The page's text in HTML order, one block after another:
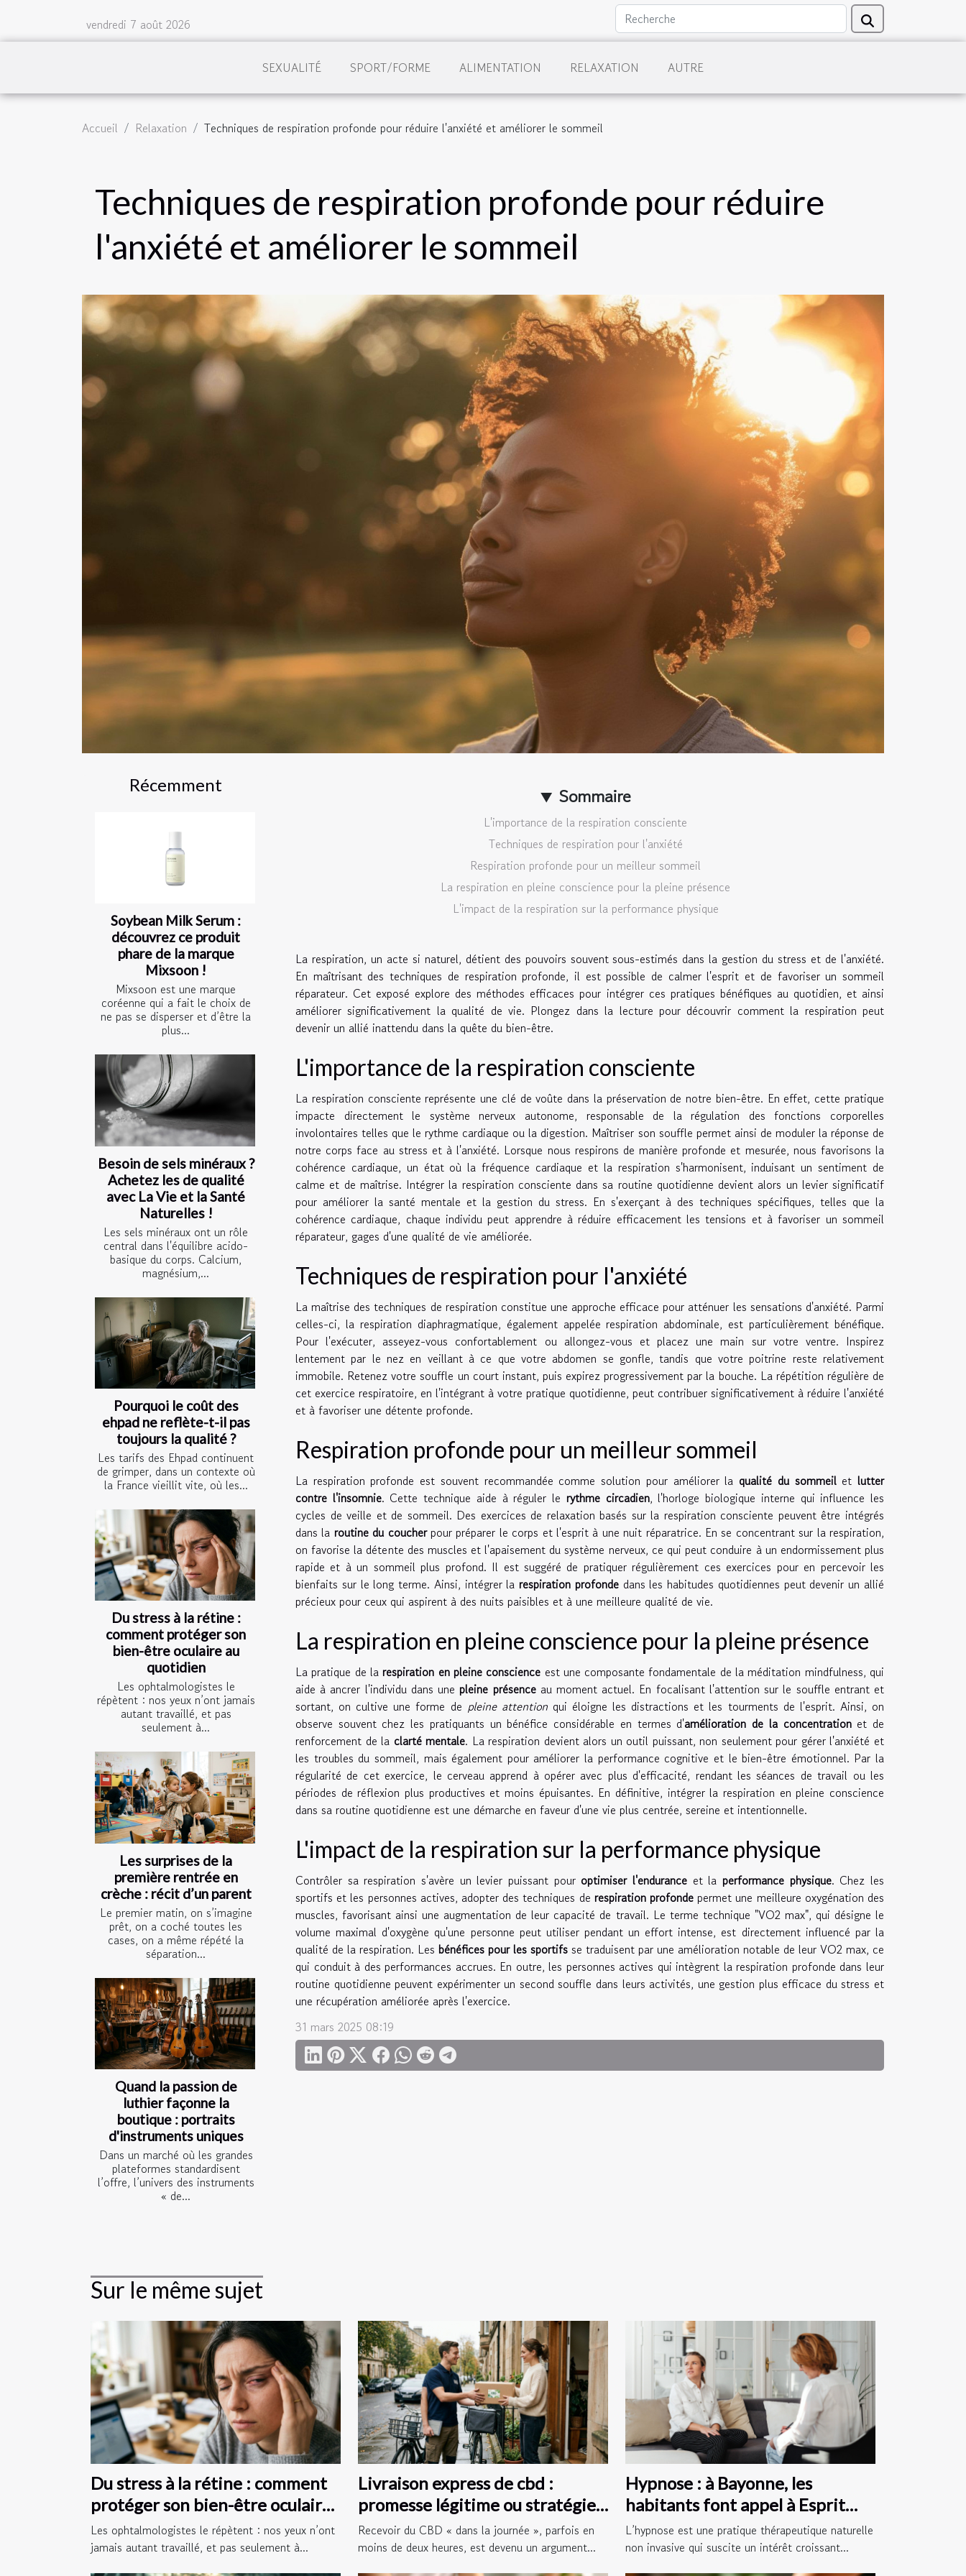
vendredi 7 août 2026
SEXUALITÉ SPORT/FORME ALIMENTATION RELAXATION AUTRE
Accueil Relaxation Techniques de respiration profonde pour réduire l'anxiété et améliorer le sommeil
Techniques de respiration profonde pour réduire
l'anxiété et améliorer le sommeil
Récemment
Soybean Milk Serum :
découvrez ce produit
phare de la marque
Mixsoon !
Mixsoon est une marque
coréenne qui a fait le choix de
ne pas se disperser et d’être la
plus...
Besoin de sels minéraux ?
Achetez les de qualité
avec La Vie et la Santé
Naturelles !
Les sels minéraux ont un rôle
central dans l'équilibre acido-
basique du corps. Calcium,
magnésium,...
Pourquoi le coût des
ehpad ne reflète-t-il pas
toujours la qualité ?
Les tarifs des Ehpad continuent
de grimper, dans un contexte où
la France vieillit vite, où les...
Du stress à la rétine :
comment protéger son
bien-être oculaire au
quotidien
Les ophtalmologistes le
répètent : nos yeux n’ont jamais
autant travaillé, et pas
seulement à...
Les surprises de la
première rentrée en
crèche : récit d’un parent
Le premier matin, on s’imagine
prêt, on a coché toutes les
cases, on a même répété la
séparation...
Quand la passion de
luthier façonne la
boutique : portraits
d'instruments uniques
Dans un marché où les grandes
plateformes standardisent
l’offre, l’univers des instruments
« de...
Sommaire
L'importance de la respiration consciente
Techniques de respiration pour l'anxiété
Respiration profonde pour un meilleur sommeil
La respiration en pleine conscience pour la pleine présence
L'impact de la respiration sur la performance physique
La respiration, un acte si naturel, détient des pouvoirs souvent sous-estimés dans la gestion du stress et de l'anxiété.
En maîtrisant des techniques de respiration profonde, il est possible de calmer l'esprit et de favoriser un sommeil
réparateur. Cet exposé explore des méthodes efficaces pour intégrer ces pratiques bénéfiques au quotidien, et ainsi
améliorer significativement la qualité de vie. Plongez dans la lecture pour découvrir comment la respiration peut
devenir un allié inattendu dans la quête du bien-être.
L'importance de la respiration consciente
La respiration consciente représente une clé de voûte dans la préservation de notre bien-être. En effet, cette pratique
impacte directement le système nerveux autonome, responsable de la régulation des fonctions corporelles
involontaires telles que le rythme cardiaque ou la digestion. Maîtriser son souffle permet ainsi de moduler la réponse de
notre corps face au stress et à l'anxiété. Lorsque nous respirons de manière profonde et mesurée, nous favorisons la
cohérence cardiaque, un état où la fréquence cardiaque et la respiration s'harmonisent, induisant un sentiment de
calme et de maîtrise. Intégrer la respiration consciente dans sa routine quotidienne devient alors un levier significatif
pour améliorer la santé mentale et la gestion du stress. En s'exerçant à des techniques spécifiques, telles que la
cohérence cardiaque, chaque individu peut apprendre à réduire efficacement les tensions et à favoriser un sommeil
réparateur, gages d'une qualité de vie améliorée.
Techniques de respiration pour l'anxiété
La maîtrise des techniques de respiration constitue une approche efficace pour atténuer les sensations d'anxiété. Parmi
celles-ci, la respiration diaphragmatique, également appelée respiration abdominale, est particulièrement bénéfique.
Pour l'exécuter, asseyez-vous confortablement ou allongez-vous et placez une main sur votre ventre. Inspirez
lentement par le nez en veillant à ce que votre abdomen se gonfle, tandis que votre poitrine reste relativement
immobile. Retenez votre souffle un court instant, puis expirez progressivement par la bouche. La répétition régulière de
cet exercice respiratoire, en l'intégrant à votre pratique quotidienne, peut contribuer significativement à réduire l'anxiété
et à favoriser une détente profonde.
Respiration profonde pour un meilleur sommeil
La respiration profonde est souvent recommandée comme solution pour améliorer la qualité du sommeiletlutter
contre l'insomnie. Cette technique aide à réguler le rythme circadien, l'horloge biologique interne qui influence les
cycles de veille et de sommeil. Des exercices de relaxation basés sur la respiration consciente peuvent être intégrés
dans la routine du coucherpour préparer le corps et l'esprit à une nuit réparatrice. En se concentrant sur la respiration,
on favorise la détente des muscles et l'apaisement du système nerveux, ce qui peut conduire à un endormissement plus
rapide et à un sommeil plus profond. Il est suggéré de pratiquer régulièrement ces exercices pour en percevoir les
bienfaits sur le long terme. Ainsi, intégrer larespiration profondedans les habitudes quotidiennes peut devenir un allié
précieux pour ceux qui aspirent à des nuits paisibles et à une meilleure qualité de vie.
La respiration en pleine conscience pour la pleine présence
La pratique de larespiration en pleine conscience est une composante fondamentale de la méditation mindfulness, qui
aide à ancrer l'individu dans unepleine présenceau moment actuel. En focalisant l'attention sur le souffle entrant et
sortant, on cultive une forme de pleine attentionqui éloigne les distractions et les tourments de l'esprit. Ainsi, on
observe souvent chez les pratiquants un bénéfice considérable en termes d'amélioration de la concentrationet de
renforcement de la clarté mentale. La respiration devient alors un outil puissant, non seulement pour gérer l'anxiété et
les troubles du sommeil, mais également pour améliorer la performance cognitive et le bien-être émotionnel. Par la
régularité de cet exercice, le cerveau apprend à opérer avec plus d'efficacité, rendant les séances de travail ou les
périodes de réflexion plus productives et moins épuisantes. En définitive, intégrer la respiration en pleine conscience
dans sa routine quotidienne est une démarche en faveur d'une vie plus centrée, sereine et intentionnelle.
L'impact de la respiration sur la performance physique
Contrôler sa respiration s'avère un levier puissant pour optimiser l'endurance et laperformance physique. Chez les
sportifs et les personnes actives, adopter des techniques de respiration profonde permet une meilleure oxygénation des
muscles, favorisant ainsi une augmentation de leur capacité de travail. Le terme technique "VO2 max", qui désigne le
volume maximal d'oxygène qu'une personne peut utiliser pendant un effort intense, est directement influencé par la
qualité de la respiration. Les bénéfices pour les sportifs se traduisent par une amélioration notable de leur VO2 max, ce
qui conduit à des performances accrues. En outre, les personnes actives qui intègrent la respiration profonde dans leur
routine quotidienne peuvent expérimenter un second souffle dans leurs activités, une gestion plus efficace du stress et
une récupération améliorée après l'exercice.
31 mars 2025 08:19
Sur le même sujet
Du stress à la rétine : comment
protéger son bien-être oculaire
au quotidien
Les ophtalmologistes le répètent : nos yeux n’ont
jamais autant travaillé, et pas seulement à...
Livraison express de cbd :
promesse légitime ou stratégie
marketing ?
Recevoir du CBD « dans la journée », parfois en
moins de deux heures, est devenu un argument...
Hypnose : à Bayonne, les
habitants font appel à Esprit
Libre 64 !
L’hypnose est une pratique thérapeutique naturelle
non invasive qui suscite un intérêt croissant...